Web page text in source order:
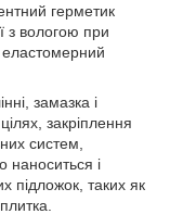
герметик
з вологою при
еластомерний
замазка і
закріплення
систем,
наноситься і
підложок, таких як